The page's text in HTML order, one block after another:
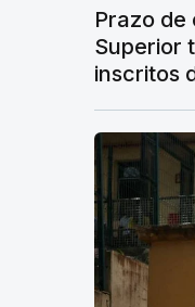
Prazo de
Superior
inscritos